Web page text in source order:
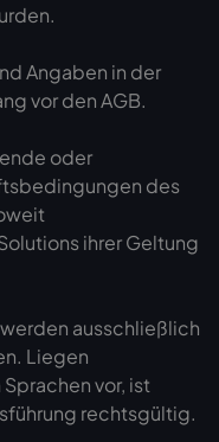
Angaben in der
vor den AGB.
oder
des
ihrer Geltung
ausschließlich
Liegen
vor, ist
rechtsgültig.